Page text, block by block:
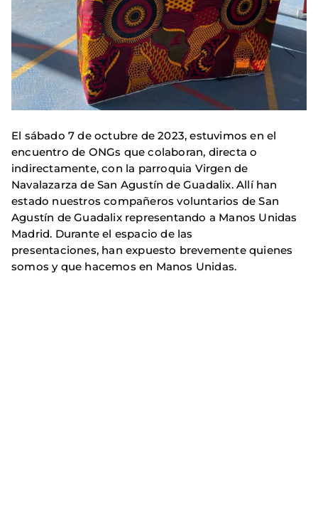
El sábado 7 de octubre de 2023, estuvimos en el
encuentro de ONGs que colaboran, directa o
indirectamente, con la parroquia Virgen de
Navalazarza de San Agustín de Guadalix. Allí han
estado nuestros compañeros voluntarios de San
Agustín de Guadalix representando a Manos Unidas
Madrid. Durante el espacio de las
presentaciones, han expuesto brevemente quienes
somos y que hacemos en Manos Unidas.